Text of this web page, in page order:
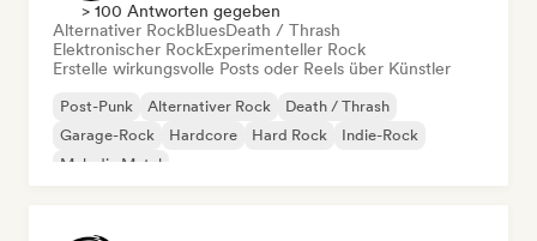
> 100 Antworten gegeben
Alternativer RockBluesDeath / Thrash
Elektronischer RockExperimenteller Rock
Erstelle wirkungsvolle Posts oder Reels über Künstler
Post-Punk Alternativer Rock
Death / Thrash
Garage-Rock
Hardcore Hard Rock
Indie-Rock
Melodic Metal